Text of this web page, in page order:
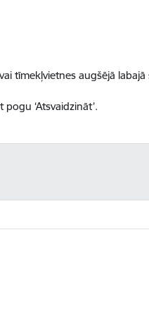
tīmekļvietnes augšējā labajā
‘Atsvaidzināt’.